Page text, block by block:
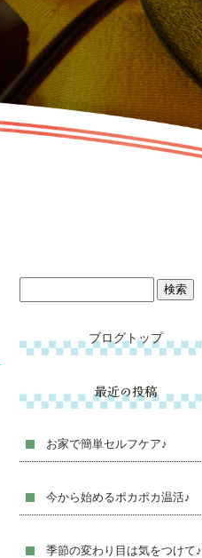
ブログトップ
最近の投稿
お家で簡単セルフケア♪
今から始めるポカポカ温活♪
季節の変わり目は気をつけて♪